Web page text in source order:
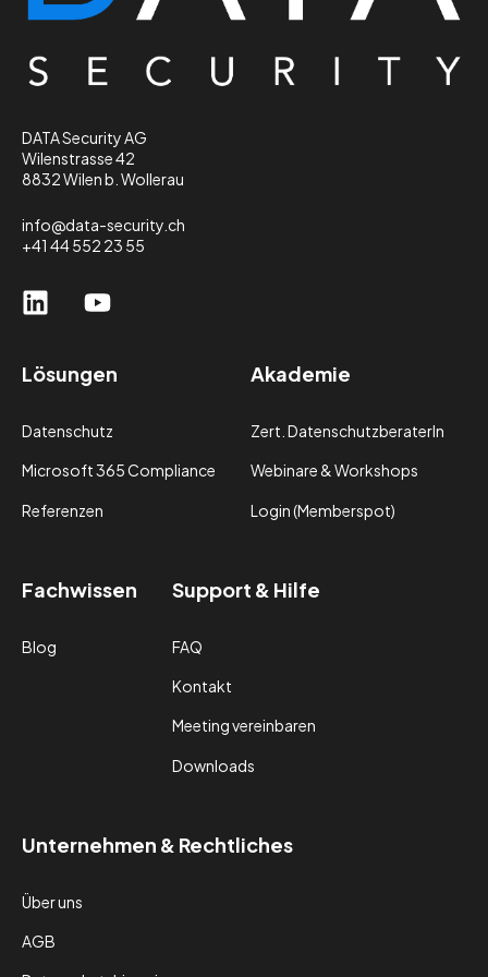
DATA Security AG
Wilenstrasse 42
8832 Wilen b. Wollerau
info@data-security.ch
+41 44 552 23 55
Lösungen
Datenschutz
Microsoft 365 Compliance
Referenzen
Akademie
Zert. DatenschutzberaterIn
Webinare & Workshops
Login (Memberspot)
Fachwissen
Blog
Support & Hilfe
FAQ
Kontakt
Meeting vereinbaren
Downloads
Unternehmen & Rechtliches
Über uns
AGB